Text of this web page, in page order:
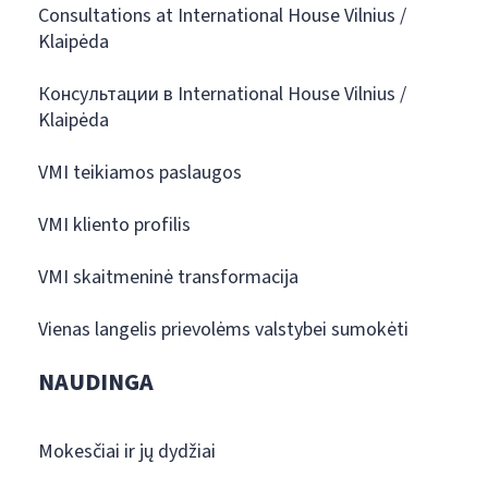
Consultations at International House Vilnius /
Klaipėda
Консультации в International House Vilnius /
Klaipėda
VMI teikiamos paslaugos
VMI kliento profilis
VMI skaitmeninė transformacija
Vienas langelis prievolėms valstybei sumokėti
NAUDINGA
Mokesčiai ir jų dydžiai